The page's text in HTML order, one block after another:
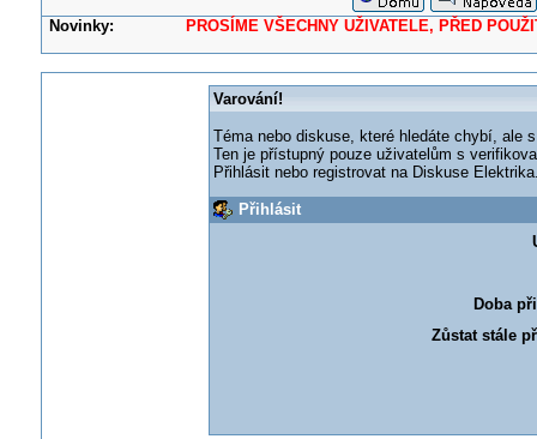
Novinky: PROSÍME VŠECHNY UŽIVATELE, PŘED
Varování!
Téma nebo diskuse, které hledáte chybí, ale
Ten je přístupný pouze uživatelům s
Přihlásit nebo registrovat na Diskuse
Přihlásit
Doba
Zůstat stále